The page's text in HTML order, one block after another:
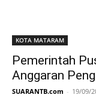
KOTA MATARAM
Pemerintah
Anggaran
SUARANTB.com - 19/09/